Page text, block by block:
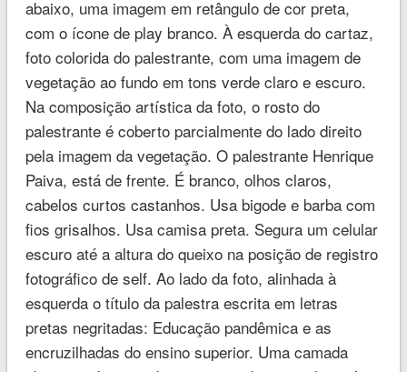
abaixo, uma imagem em retângulo de cor preta,
com o ícone de play branco. À esquerda do cartaz,
foto colorida do palestrante, com uma imagem de
vegetação ao fundo em tons verde claro e escuro.
Na composição artística da foto, o rosto do
palestrante é coberto parcialmente do lado direito
pela imagem da vegetação. O palestrante Henrique
Paiva, está de frente. É branco, olhos claros,
cabelos curtos castanhos. Usa bigode e barba com
fios grisalhos. Usa camisa preta. Segura um celular
escuro até a altura do queixo na posição de registro
fotográfico de self. Ao lado da foto, alinhada à
esquerda o título da palestra escrita em letras
pretas negritadas: Educação pandêmica e as
encruzilhadas do ensino superior. Uma camada